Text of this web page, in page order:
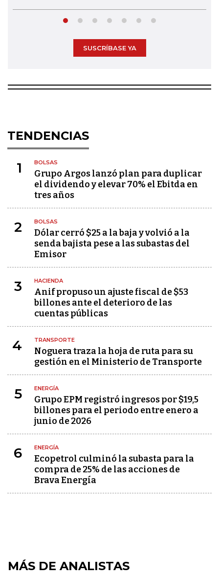
SUSCRÍBASE YA
TENDENCIAS
1 BOLSAS
Grupo Argos lanzó plan para duplicar
el dividendo y elevar 70% el Ebitda en
tres años
2 BOLSAS
Dólar cerró $25 a la baja y volvió a la
senda bajista pese a las subastas del
Emisor
3 HACIENDA
Anif propuso un ajuste fiscal de $53
billones ante el deterioro de las
cuentas públicas
4 TRANSPORTE
Noguera traza la hoja de ruta para su
gestión en el Ministerio de Transporte
5 ENERGÍA
Grupo EPM registró ingresos por $19,5
billones para el periodo entre enero a
junio de 2026
6 ENERGÍA
Ecopetrol culminó la subasta para la
compra de 25% de las acciones de
Brava Energía
MÁS DE ANALISTAS